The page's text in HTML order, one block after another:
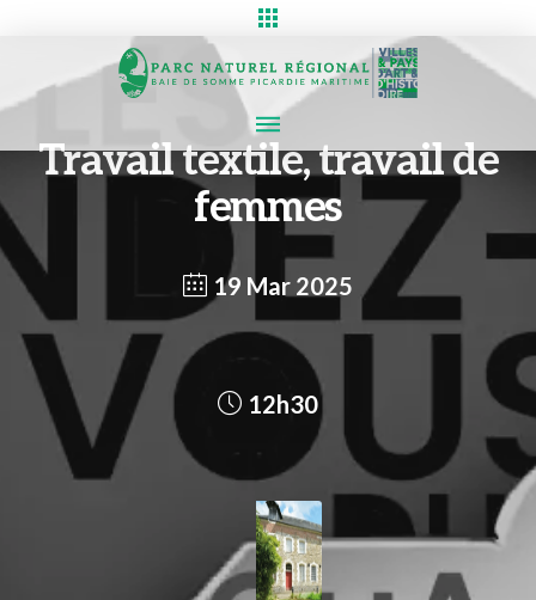
Travail textile, travail de
femmes
19 Mar 2025
12h30